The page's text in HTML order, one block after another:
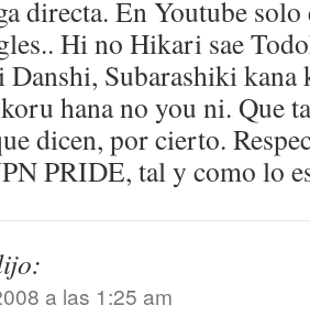
directa. En Youtube solo
Hi no Hikari sae
Danshi, Subarashiki kana
hana no you ni. Que
dicen, por cierto.
PRIDE, tal y como lo
a las 1:25 am